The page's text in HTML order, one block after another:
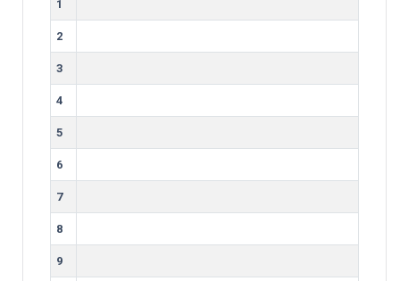
1
2
3
4
5
6
7
8
9